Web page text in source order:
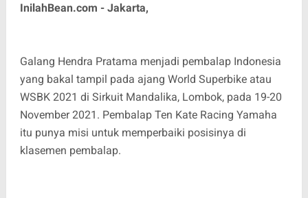
InilahBean.com - Jakarta,
Galang Hendra Pratama menjadi pembalap Indonesia
yang bakal tampil pada ajang World Superbike atau
WSBK 2021 di Sirkuit Mandalika, Lombok, pada 19-20
November 2021. Pembalap Ten Kate Racing Yamaha
itu punya misi untuk memperbaiki posisinya di
klasemen pembalap.